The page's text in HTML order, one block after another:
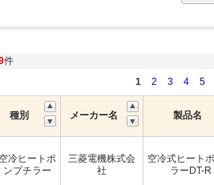
件
1
2 3 4 5
種別 メーカー名 製品名
空冷ヒートポ
ンプチラー
三菱電機株式会
社
空冷式ヒート
ラーDT-